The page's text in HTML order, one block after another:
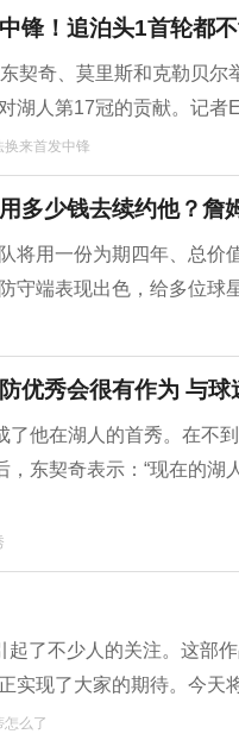
锋！追泊头1首轮都
契奇、莫里斯和克勒贝
湖人第17冠的贡献。记
来首发中锋
多少钱去续约他？詹
将用一份为期四年、总
守端表现出色，给多位球
优秀会很有作为 与
了他在湖人的首秀。在不
东契奇表示：“现在的
起了不少人的关注。这部
实现了大家的期待。今
怎么了